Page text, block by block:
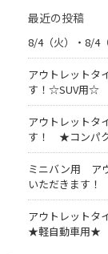
最近の投稿
8/4（火）・8/4
アウトレットタ
す！☆SUV用☆
アウトレットタ
す！ ★コンパク
ミニバン用 ア
いただきます！
アウトレットタ
★軽自動車用★